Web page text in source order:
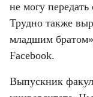
не могу передать
Трудно также
младшим
Facebook.
Выпускник